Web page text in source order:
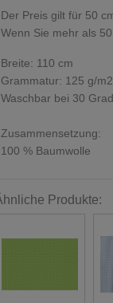
Der Preis gilt für 50
Wenn Sie mehr als
Breite: 110 cm
Grammatur: 125 g/m2
Waschbar bei 30 Grad
Zusammensetzung:
100 % Baumwolle
Produkte: